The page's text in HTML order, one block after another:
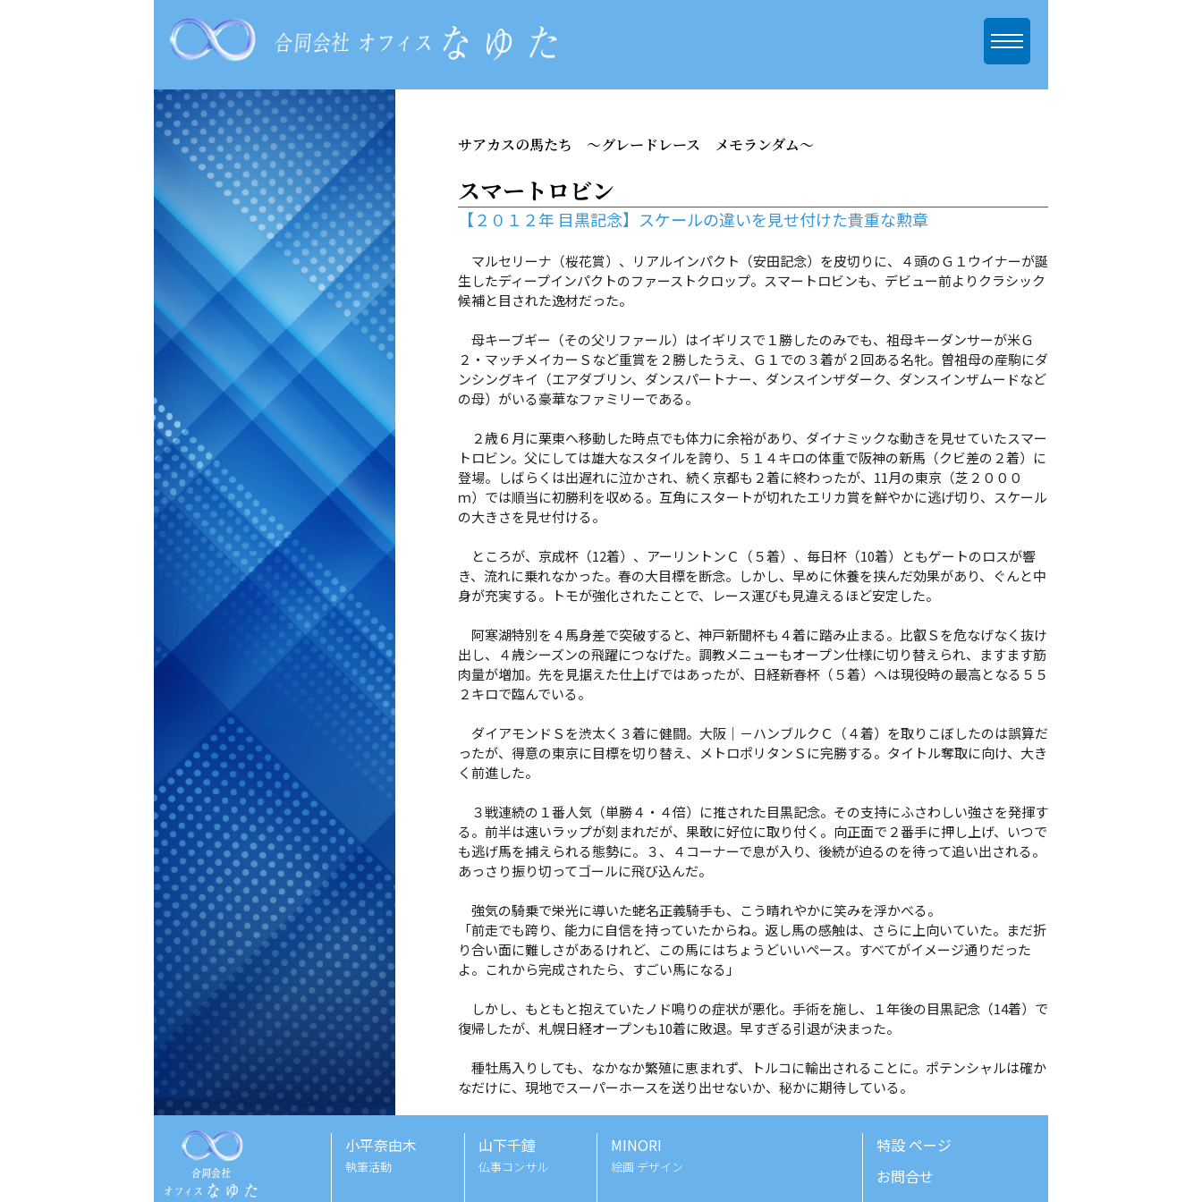
サアカスの馬たち ～グレードレース メモランダム～
スマートロビン
【２０１２年 目黒記念】スケールの違いを見せ付けた貴重な勲章
マルセリーナ（桜花賞）、リアルインパクト（安田記念）を皮切りに、４頭のＧ１ウイナーが誕
生したディープインパクトのファーストクロップ。スマートロビンも、デビュー前よりクラシック
候補と目された逸材だった。
母キーブギー（その父リファール）はイギリスで１勝したのみでも、祖母キーダンサーが米Ｇ
２・マッチメイカーＳなど重賞を２勝したうえ、Ｇ１での３着が２回ある名牝。曽祖母の産駒にダ
ンシングキイ（エアダブリン、ダンスパートナー、ダンスインザダーク、ダンスインザムードなど
の母）がいる豪華なファミリーである。
２歳６月に栗東へ移動した時点でも体力に余裕があり、ダイナミックな動きを見せていたスマー
トロビン。父にしては雄大なスタイルを誇り、５１４キロの体重で阪神の新馬（クビ差の２着）に
登場。しばらくは出遅れに泣かされ、続く京都も２着に終わったが、11月の東京（芝２０００
ｍ）では順当に初勝利を収める。互角にスタートが切れたエリカ賞を鮮やかに逃げ切り、スケール
の大きさを見せ付ける。
ところが、京成杯（12着）、アーリントンＣ（５着）、毎日杯（10着）ともゲートのロスが響
き、流れに乗れなかった。春の大目標を断念。しかし、早めに休養を挟んだ効果があり、ぐんと中
身が充実する。トモが強化されたことで、レース運びも見違えるほど安定した。
阿寒湖特別を４馬身差で突破すると、神戸新聞杯も４着に踏み止まる。比叡Ｓを危なげなく抜け
出し、４歳シーズンの飛躍につなげた。調教メニューもオープン仕様に切り替えられ、ますます筋
肉量が増加。先を見据えた仕上げではあったが、日経新春杯（５着）へは現役時の最高となる５５
２キロで臨んでいる。
ダイアモンドＳを渋太く３着に健闘。大阪｜－ハンブルクＣ（４着）を取りこぼしたのは誤算だ
ったが、得意の東京に目標を切り替え、メトロポリタンＳに完勝する。タイトル奪取に向け、大き
く前進した。
３戦連続の１番人気（単勝４・４倍）に推された目黒記念。その支持にふさわしい強さを発揮す
る。前半は速いラップが刻まれだが、果敢に好位に取り付く。向正面で２番手に押し上げ、いつで
も逃げ馬を捕えられる態勢に。３、４コーナーで息が入り、後続が迫るのを待って追い出される。
あっさり振り切ってゴールに飛び込んだ。
強気の騎乗で栄光に導いた蛯名正義騎手も、こう晴れやかに笑みを浮かべる。
「前走でも跨り、能力に自信を持っていたからね。返し馬の感触は、さらに上向いていた。まだ折
り合い面に難しさがあるけれど、この馬にはちょうどいいペース。すべてがイメージ通りだった
よ。これから完成されたら、すごい馬になる」
しかし、もともと抱えていたノド鳴りの症状が悪化。手術を施し、１年後の目黒記念（14着）で
復帰したが、札幌日経オープンも10着に敗退。早すぎる引退が決まった。
種牡馬入りしても、なかなか繁殖に恵まれず、トルコに輸出されることに。ポテンシャルは確か
なだけに、現地でスーパーホースを送り出せないか、秘かに期待している。
小平奈由木
執筆活動
山下千鐘
仏事コンサル
MINORI
絵画 デザイン
特設ページ
お問合せ